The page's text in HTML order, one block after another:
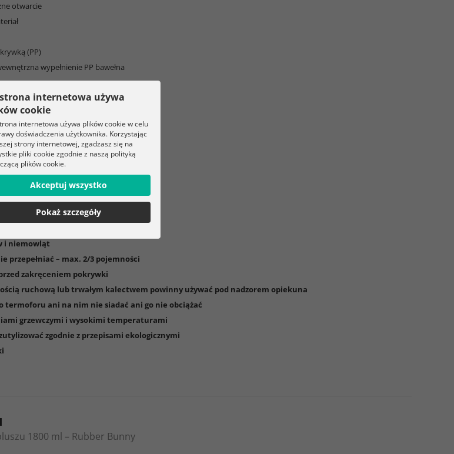
otwarcie
(PP)
wypełnienie PP bawełna
i niemowląt
przepełniać – max. 2/3 pojemności
zakręceniem pokrywki
ruchową lub trwałym kalectwem powinny używać pod nadzorem opiekuna
termoforu ani na nim nie siadać ani go nie obciążać
grzewczymi i wysokimi temperaturami
zgodnie z przepisami ekologicznymi
1800 ml – Rubber Bunny
internetowa używa
cookie
internetowa używa plików cookie w celu
doświadczenia użytkownika. Korzystając
strony internetowej, zgadzasz się na
pliki cookie zgodnie z naszą polityką
plików cookie.
Akceptuj wszystko
Pokaż szczegóły